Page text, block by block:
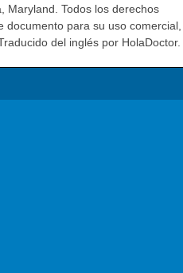
Maryland. Todos los derechos
documento para su uso comercial,
del inglés por HolaDoctor.